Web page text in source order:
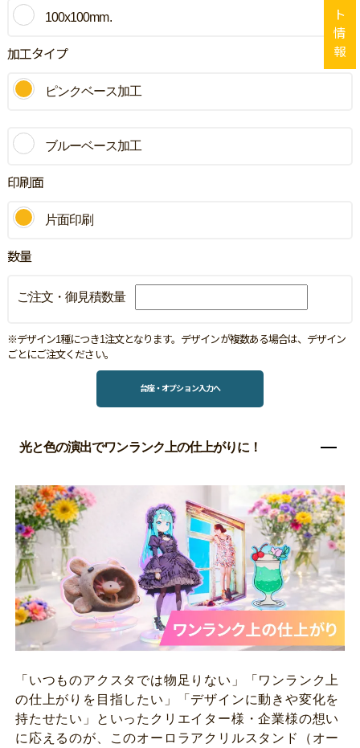
ト
情
報
100x100mm.
加工タイプ
ピンクベース加工
ブルーベース加工
印刷面
片面印刷
数量
ご注文・御見積数量
※デザイン1種につき1注文となります。デザインが複数ある場合は、デザイン
ごとにご注文ください。
台座・オプション入力へ
光と色の演出でワンランク上の仕上がりに！
「いつものアクスタでは物足りない」「ワンランク上
の仕上がりを目指したい」「デザインに動きや変化を
持たせたい」といったクリエイター様・企業様の想い
に応えるのが、このオーロラアクリルスタンド（オー